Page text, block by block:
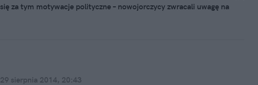
się za tym motywacje polityczne – nowojorczycy zwracali uwagę na
kindersztuby.
29 sierpnia 2014, 20:43